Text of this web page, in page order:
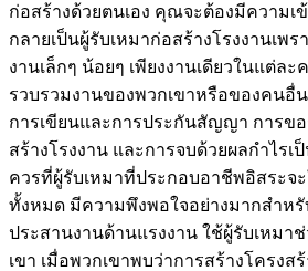
ก่อสร้างด้วยตนเอง คุณจะต้องมีความ
กลายเป็นผู้รับเหมาก่อสร้างโรงงานเ
งานเล็กๆ น้อยๆ เพียงงานเดียวในแต่ล
รวบรวมงานของพวกเขาหรือของคนอื่
การเขียนและการประกันสัญญา การข
สร้างโรงงาน และการจบด้วยผลกำไร
ควรที่ผู้รับเหมาที่ประกอบอาชีพอิสระจ
ทั้งหมด มีความพึงพอใจอย่างมากสำห
ประสานงานด้านแรงงาน ใช้ผู้รับเหม
เขา เมื่อพวกเขาพบว่าการสร้างโครง